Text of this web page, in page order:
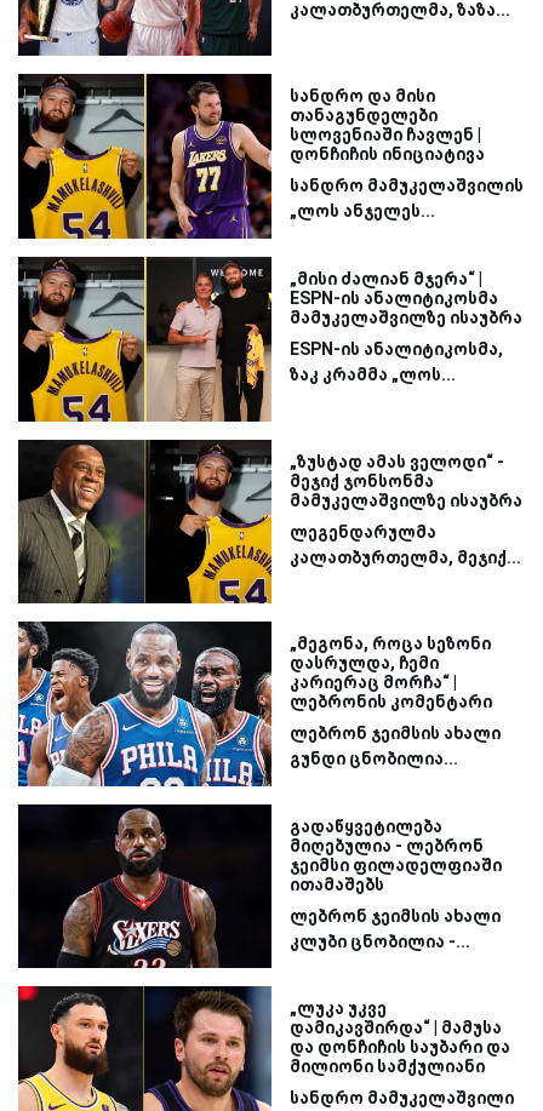
კალათბურთელმა, ზაზა...
სანდრო და მისი
თანაგუნდელები
სლოვენიაში ჩავლენ |
დონჩიჩის ინიციატივა
სანდრო მამუკელაშვილის
„ლოს ანჯელეს...
„მისი ძალიან მჯერა“ |
ESPN-ის ანალიტიკოსმა
მამუკელაშვილზე ისაუბრა
ESPN-ის ანალიტიკოსმა,
ზაკ კრამმა „ლოს...
„ზუსტად ამას ველოდი“ -
მეჯიქ ჯონსონმა
მამუკელაშვილზე ისაუბრა
ლეგენდარულმა
კალათბურთელმა, მეჯიქ...
„მეგონა, როცა სეზონი
დასრულდა, ჩემი
კარიერაც მორჩა“ |
ლებრონის კომენტარი
ლებრონ ჯეიმსის ახალი
გუნდი ცნობილია...
გადაწყვეტილება
მიღებულია - ლებრონ
ჯეიმსი ფილადელფიაში
ითამაშებს
ლებრონ ჯეიმსის ახალი
კლუბი ცნობილია -...
„ლუკა უკვე
დამიკავშირდა“ | მამუსა
და დონჩიჩის საუბარი და
მილიონი სამქულიანი
სანდრო მამუკელაშვილი